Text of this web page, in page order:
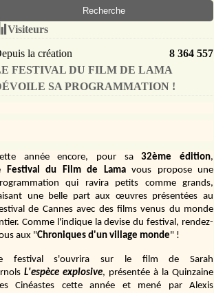
Visiteurs
la création
8 364 557
FESTIVAL DU FILM DE LAMA
SA PROGRAMMATION !
année encore, pour sa 32ème édition,
Festival du Film de Lama vous propose une
qui ravira petits comme grands,
une belle part aux œuvres présentées au
de Cannes avec des films venus du monde
Comme l'indique la devise du festival, rendez-
aux "Chroniques d'un village monde" !
festival s'ouvrira sur le film de Sarah
L'espèce explosive, présentée à la Quinzaine
Cinéastes cette année et mené par Alexis